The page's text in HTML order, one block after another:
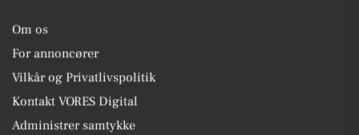
Om os
For annoncører
Vilkår og Privatlivspolitik
Kontakt VORES Digital
Administrer samtykke